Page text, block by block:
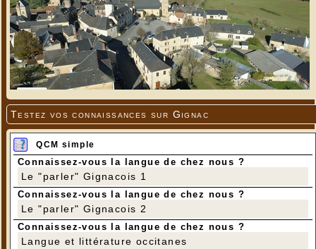
Testez vos connaissances sur Gignac
QCM simple
Connaissez-vous la langue de chez nous ?
Le "parler" Gignacois 1
Connaissez-vous la langue de chez nous ?
Le "parler" Gignacois 2
Connaissez-vous la langue de chez nous ?
Langue et littérature occitanes